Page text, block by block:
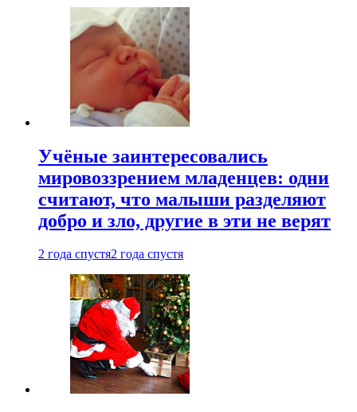
Учёные заинтересовались
мировоззрением младенцев: одни
считают, что малыши разделяют
добро и зло, другие в эти не верят
2 года спустя2 года спустя